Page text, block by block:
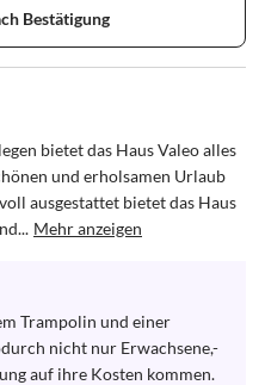
Bestätigung
bietet das Haus Valeo alles
und erholsamen Urlaub
ausgestattet bietet das Haus
Mehr anzeigen
Trampolin und einer
nicht nur Erwachsene,-
auf ihre Kosten kommen.